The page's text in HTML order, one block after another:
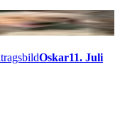
Oskar11. Juli